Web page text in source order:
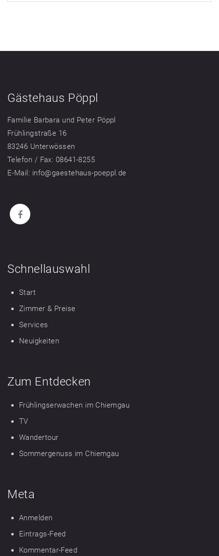
Gästehaus Pöppl
Familie Barbara und Peter Pöppl
Frühlingstraße 16
83246 Unterwössen
Telefon / Fax: 08641-8255
E-Mail: info@gaestehaus-poeppl.de
Schnellauswahl
Start
Zimmer & Preise
Services
Neuigkeiten
Zum Entdecken
Frühlingserwachen im Chiemgau
TV
Wandertour
Sommergenuss im Chiemgau
Meta
Anmelden
Eintrags-Feed
Kommentar-Feed